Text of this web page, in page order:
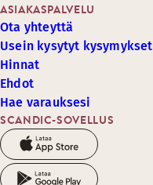
SCANDIC-SOVELLUS
ASIAKASPALVELU
Ota yhteyttä
Usein kysytyt kysymykset
Hinnat
Ehdot
Hae varauksesi